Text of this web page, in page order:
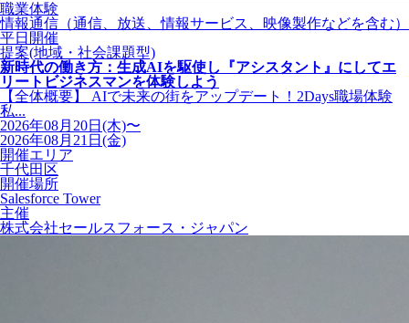
職業体験
情報通信（通信、放送、情報サービス、映像製作などを含む）
平日開催
提案(地域・社会課題型)
新時代の働き方：生成AIを駆使し『アシスタント』にしてエ
リートビジネスマンを体験しよう
【全体概要】 AIで未来の街をアップデート！2Days職場体験
私...
2026年08月20日(木)〜
2026年08月21日(金)
開催エリア
千代田区
開催場所
Salesforce Tower
主催
株式会社セールスフォース・ジャパン